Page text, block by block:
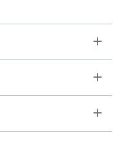
Toggle
Toggle
Toggle